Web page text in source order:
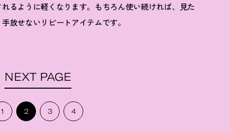
るように軽くなります。もちろん使い続ければ、見た
放せないリピートアイテムです。
NEXT PAGE
1 2 3 4